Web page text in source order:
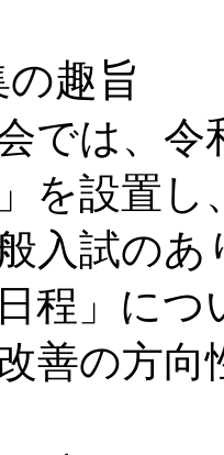
の趣旨
では、令
を設置し
入試の
程」に
善の方